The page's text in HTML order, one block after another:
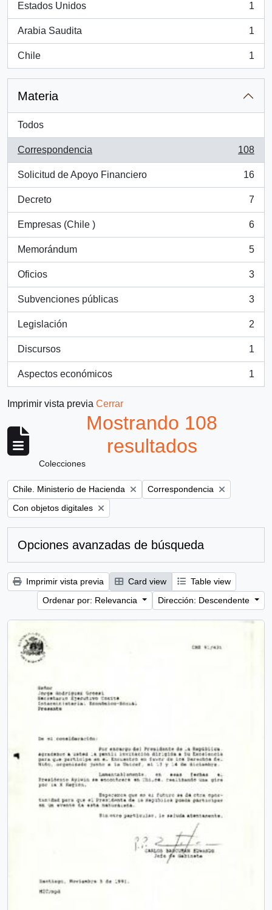
Estados Unidos
, 1 resultados
1
Arabia Saudita
, 1 resultados
1
Chile
, 1 resultados
1
Materia
Todos
Correspondencia
, 108 resultados
108
Solicitud de Apoyo Financiero
, 16 resultados
16
Decreto
, 7 resultados
7
Empresas (Chile )
, 6 resultados
6
Memorándum
, 5 resultados
5
Oficios
, 3 resultados
3
Subvenciones públicas
, 3 resultados
3
Legislación
, 2 resultados
2
Discursos
, 1 resultados
1
Aspectos económicos
, 1 resultados
1
Imprimir vista previa Cerrar
Mostrando 108
resultados
Colecciones
Remove filter:
Chile. Ministerio de Hacienda Remove filter:
Correspondencia
Remove filter:
Con objetos digitales
Opciones avanzadas de búsqueda
Imprimir vista previa Card view
Table view
Ordenar por: Relevancia
Dirección: Descendente